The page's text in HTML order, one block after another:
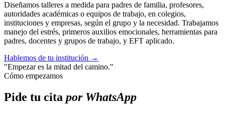
Diseñamos talleres a medida para padres de familia, profesores,
autoridades académicas o equipos de trabajo, en colegios,
instituciones y empresas, según el grupo y la necesidad. Trabajamos
manejo del estrés, primeros auxilios emocionales, herramientas para
padres, docentes y grupos de trabajo, y EFT aplicado.
Hablemos de tu institución →
"Empezar es la mitad del camino."
Cómo empezamos
Pide tu cita por WhatsApp